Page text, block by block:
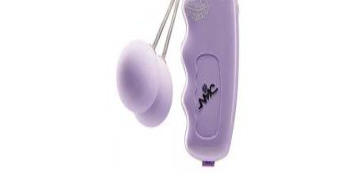
AÑADIR
AL
CARRITO